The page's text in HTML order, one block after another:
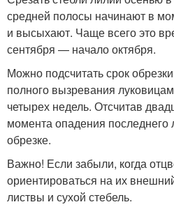
средней полосы начинают в
и высыхают. Чаще всего это
сентября — начало октября.
Можно подсчитать срок
полного вызревания
четырех недель. Отсчитав
момента опадения последнего
обрезке.
Важно! Если забыли, когда
ориентироваться на их
листвы и сухой стебель.